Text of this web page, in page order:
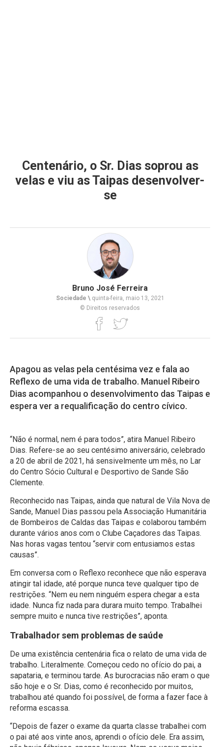
Centenário, o Sr. Dias soprou as
velas e viu as Taipas desenvolver-
se
Bruno José Ferreira
Sociedade \quinta-feira, maio 13, 2021
© Direitos reservados
Apagou as velas pela centésima vez e fala ao
Reflexo de uma vida de trabalho. Manuel Ribeiro
Dias acompanhou o desenvolvimento das Taipas e
espera ver a requalificação do centro cívico.
“Não é normal, nem é para todos”, atira Manuel Ribeiro
Dias. Refere-se ao seu centésimo aniversário, celebrado
a 20 de abril de 2021, há sensivelmente um mês, no Lar
do Centro Sócio Cultural e Desportivo de Sande São
Clemente.
Reconhecido nas Taipas, ainda que natural de Vila Nova de
Sande, Manuel Dias passou pela Associação Humanitária
de Bombeiros de Caldas das Taipas e colaborou também
durante vários anos com o Clube Caçadores das Taipas.
Nas horas vagas tentou “servir com entusiamos estas
causas”.
Em conversa com o Reflexo reconhece que não esperava
atingir tal idade, até porque nunca teve qualquer tipo de
restrições. “Nem eu nem ninguém espera chegar a esta
idade. Nunca fiz nada para durara muito tempo. Trabalhei
sempre muito e nunca tive restrições”, aponta.
Trabalhador sem problemas de saúde
De uma existência centenária fica o relato de uma vida de
trabalho. Literalmente. Começou cedo no ofício do pai, a
sapataria, e terminou tarde. As burocracias não eram o que
são hoje e o Sr. Dias, como é reconhecido por muitos,
trabalhou até quando foi possível, de forma a fazer face à
reforma escassa.
“Depois de fazer o exame da quarta classe trabalhei com
o pai até aos vinte anos, aprendi o ofício dele. Era assim,